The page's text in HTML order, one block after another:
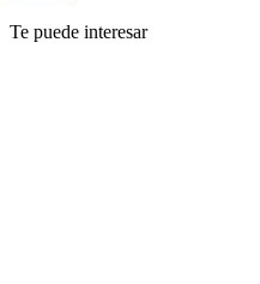
Te puede interesar